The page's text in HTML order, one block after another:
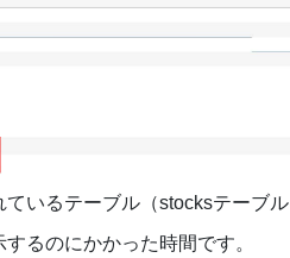
いるテーブル（stocksテーブ
るのにかかった時間です。